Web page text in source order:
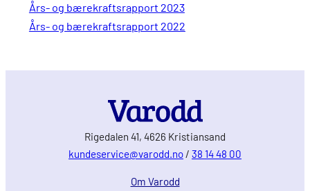
Års- og bærekraftsrapport 2023
Års- og bærekraftsrapport 2022
Rigedalen 41, 4626 Kristiansand
kundeservice@varodd.no / 38 14 48 00
Om Varodd